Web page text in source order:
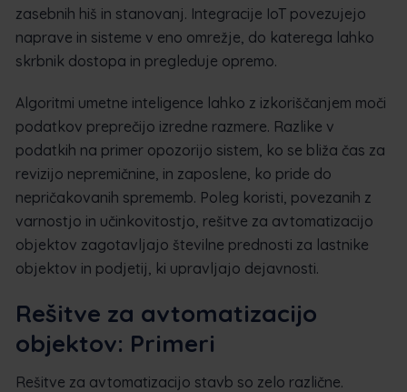
zasebnih hiš in stanovanj. Integracije IoT povezujejo
naprave in sisteme v eno omrežje, do katerega lahko
skrbnik dostopa in pregleduje opremo.
Algoritmi umetne inteligence lahko z izkoriščanjem moči
podatkov preprečijo izredne razmere. Razlike v
podatkih na primer opozorijo sistem, ko se bliža čas za
revizijo nepremičnine, in zaposlene, ko pride do
nepričakovanih sprememb. Poleg koristi, povezanih z
varnostjo in učinkovitostjo, rešitve za avtomatizacijo
objektov zagotavljajo številne prednosti za lastnike
objektov in podjetij, ki upravljajo dejavnosti.
Rešitve za avtomatizacijo
objektov: Primeri
Rešitve za avtomatizacijo stavb so zelo različne.